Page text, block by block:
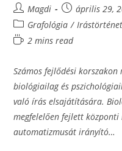
Post
author:
Magdi
Post
published:
április 29,
Post
category:
Grafológia /
Reading2 mins read
Számos fejlődési
biológiailag és
való írás elsajátítására.
megfelelően fejlett központi
automatizmusát irányító…